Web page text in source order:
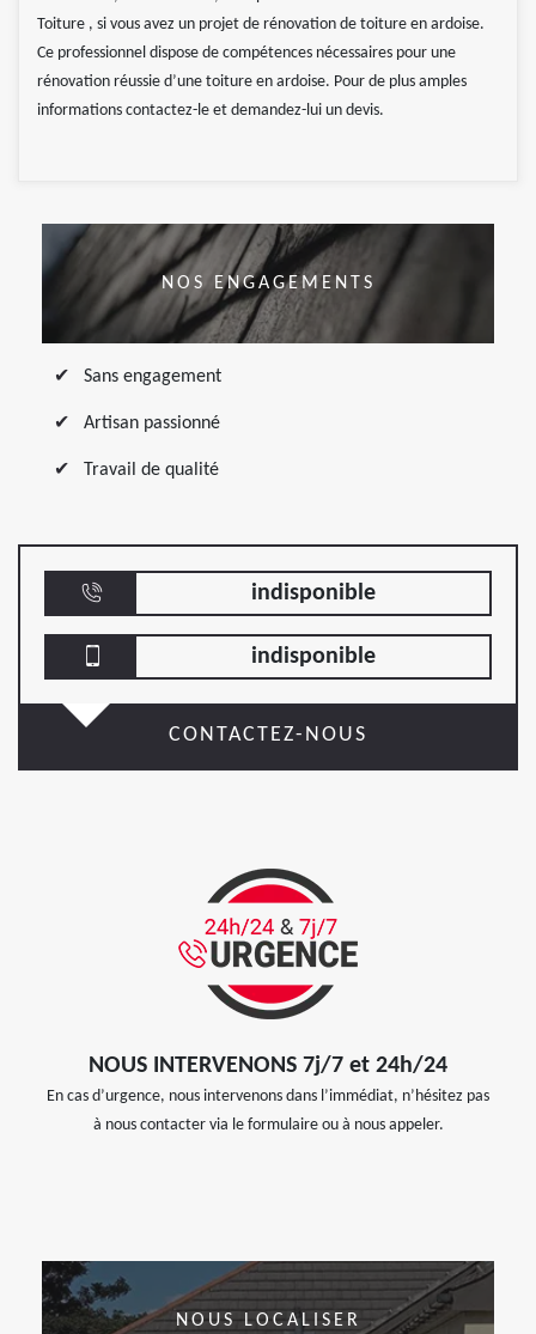
Toiture , si vous avez un projet de rénovation de toiture en ardoise.
Ce professionnel dispose de compétences nécessaires pour une
rénovation réussie d’une toiture en ardoise. Pour de plus amples
informations contactez-le et demandez-lui un devis.
NOS ENGAGEMENTS
Sans engagement
Artisan passionné
Travail de qualité
indisponible
indisponible
CONTACTEZ-NOUS
NOUS INTERVENONS 7j/7 et 24h/24
En cas d’urgence, nous intervenons dans l’immédiat, n’hésitez pas
à nous contacter via le formulaire ou à nous appeler.
NOUS LOCALISER